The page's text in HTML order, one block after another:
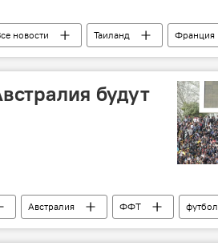
новости Таиланд
Франция
будут
Австралия ФФТ
футбол